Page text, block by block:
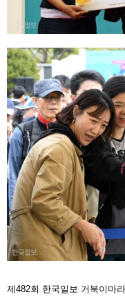
제482회 한국일보 거북이마